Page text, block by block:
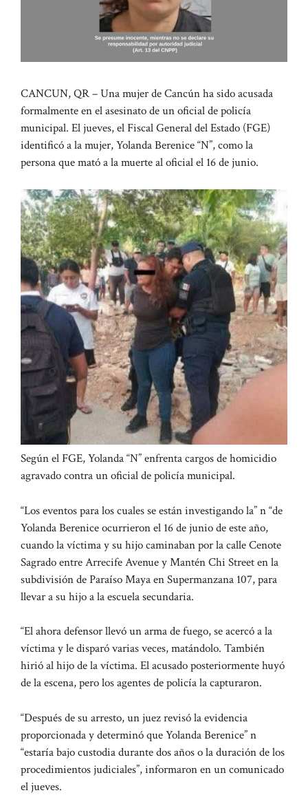
CANCUN, QR – Una mujer de Cancún ha sido acusada
formalmente en el asesinato de un oficial de policía
municipal. El jueves, el Fiscal General del Estado (FGE)
identificó a la mujer, Yolanda Berenice “N”, como la
persona que mató a la muerte al oficial el 16 de junio.
Según el FGE, Yolanda “N” enfrenta cargos de homicidio
agravado contra un oficial de policía municipal.
“Los eventos para los cuales se están investigando la” n “de
Yolanda Berenice ocurrieron el 16 de junio de este año,
cuando la víctima y su hijo caminaban por la calle Cenote
Sagrado entre Arrecife Avenue y Mantén Chi Street en la
subdivisión de Paraíso Maya en Supermanzana 107, para
llevar a su hijo a la escuela secundaria.
“El ahora defensor llevó un arma de fuego, se acercó a la
víctima y le disparó varias veces, matándolo. También
hirió al hijo de la víctima. El acusado posteriormente huyó
de la escena, pero los agentes de policía la capturaron.
“Después de su arresto, un juez revisó la evidencia
proporcionada y determinó que Yolanda Berenice” n
“estaría bajo custodia durante dos años o la duración de los
procedimientos judiciales”, informaron en un comunicado
el jueves.